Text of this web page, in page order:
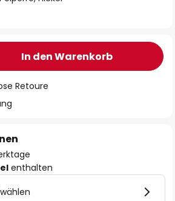
In den Warenkorb
Retoure
enthalten